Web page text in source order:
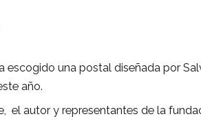
escogido una postal diseñada por
año.
el autor y representantes de la